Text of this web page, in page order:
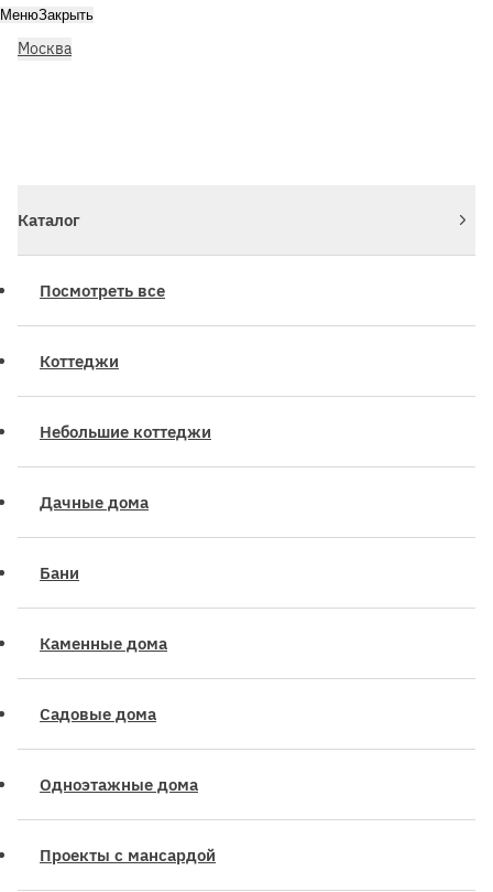
Москва
МенюЗакрыть
Каталог
Посмотреть все
Коттеджи
Небольшие коттеджи
Дачные дома
Бани
Каменные дома
Садовые дома
Одноэтажные дома
Проекты с мансардой